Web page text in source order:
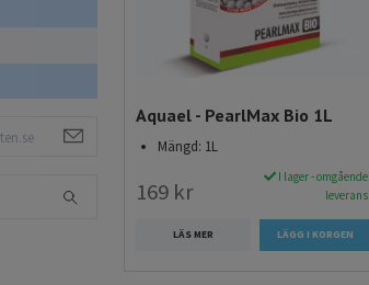
Aquael - PearlMax Bio 1L
Mängd: 1L
169 kr
I lager - omgående
leverans
LÄS MER